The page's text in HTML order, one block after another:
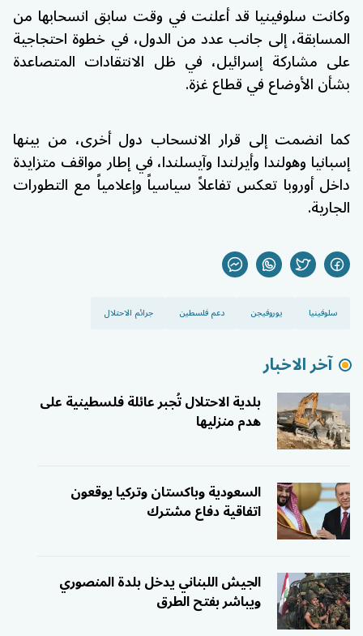
وكانت سلوفينيا قد أعلنت في وقت سابق انسحابها من
المسابقة، إلى جانب عدد من الدول، في خطوة احتجاجية
على مشاركة إسرائيل، في ظل الانتقادات المتصاعدة
بشأن الأوضاع في قطاع غزة.
كما انضمت إلى قرار الانسحاب دول أخرى، من بينها
إسبانيا وهولندا وأيرلندا وآيسلندا، في إطار مواقف متزايدة
داخل أوروبا تعكس تفاعلاً سياسياً وإعلامياً مع التطورات
الجارية.
سلوفينيا يوروفيجن دعم فلسطين جرائم الاحتلال
آخر الاخبار
بلدية الاحتلال تُجبر عائلة فلسطينية على
هدم منزليها
السعودية وباكستان وتركيا يوقعون
اتفاقية دفاع مشترك
الجيش اللبناني يدخل بلدة المنصوري
ويباشر بفتح الطرق